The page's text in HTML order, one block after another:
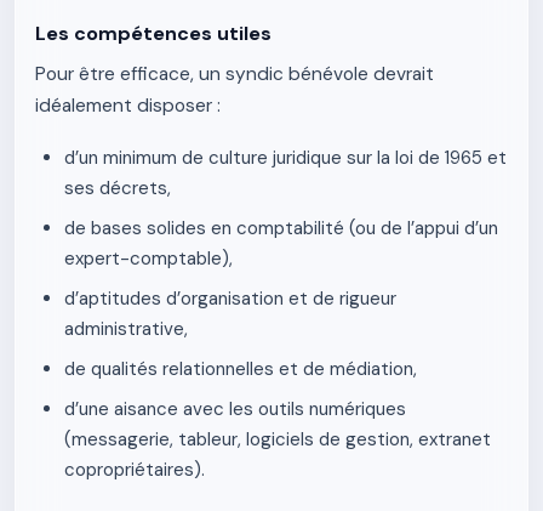
Les compétences utiles
Pour être efficace, un syndic bénévole devrait
idéalement disposer :
d’un minimum de culture juridique sur la loi de 1965 et
ses décrets,
de bases solides en comptabilité (ou de l’appui d’un
expert-comptable),
d’aptitudes d’organisation et de rigueur
administrative,
de qualités relationnelles et de médiation,
d’une aisance avec les outils numériques
(messagerie, tableur, logiciels de gestion, extranet
copropriétaires).